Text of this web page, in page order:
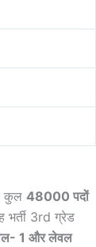
कुल 48000 पदों
भर्ती 3rd ग्रेड
1 और लेवल